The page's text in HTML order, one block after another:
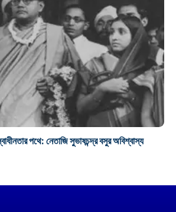
পথে: নেতাজি সুভাষচন্দ্র বসুর অবিশ্বাস্য